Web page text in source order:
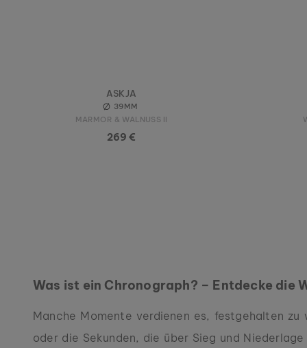
ASKJA
39MM
MARMOR & WALNUSS II
269 €
Was ist ein Chronograph? – Entdecke die
Manche Momente verdienen es, festgehalten
oder die Sekunden, die über Sieg und